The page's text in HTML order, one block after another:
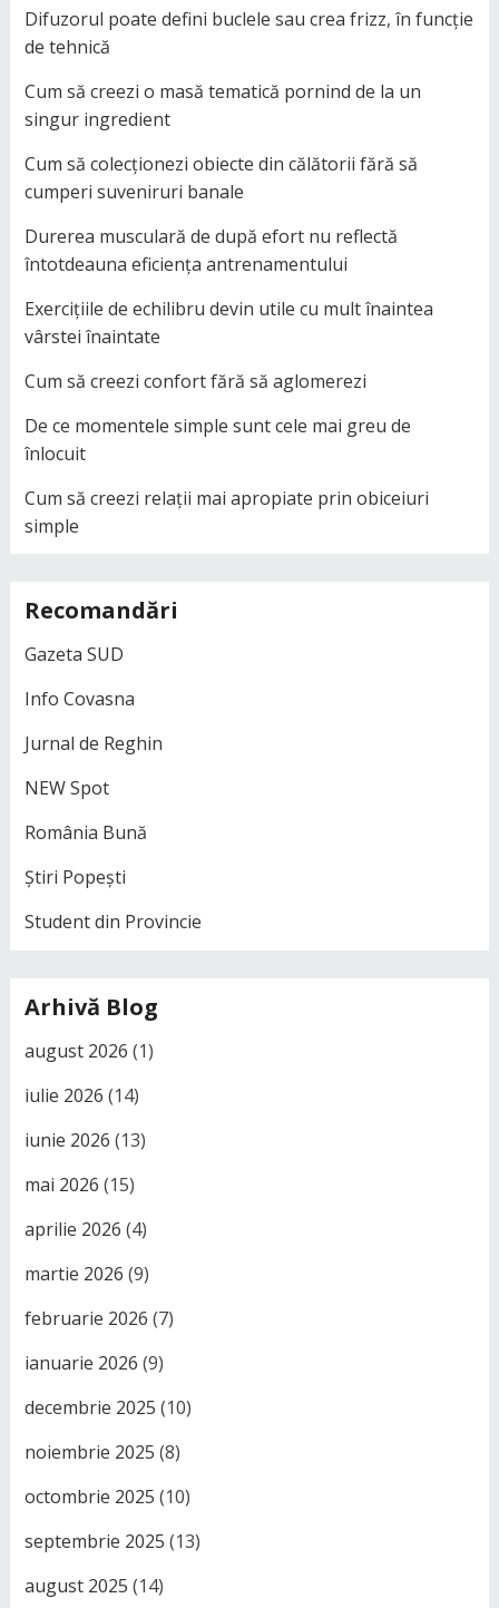
Difuzorul poate defini buclele sau crea frizz, în funcție
de tehnică
Cum să creezi o masă tematică pornind de la un
singur ingredient
Cum să colecționezi obiecte din călătorii fără să
cumperi suveniruri banale
Durerea musculară de după efort nu reflectă
întotdeauna eficiența antrenamentului
Exercițiile de echilibru devin utile cu mult înaintea
vârstei înaintate
Cum să creezi confort fără să aglomerezi
De ce momentele simple sunt cele mai greu de
înlocuit
Cum să creezi relații mai apropiate prin obiceiuri
simple
Recomandări
Gazeta SUD
Info Covasna
Jurnal de Reghin
NEW Spot
România Bună
Știri Popești
Student din Provincie
Arhivă Blog
august 2026 (1)
iulie 2026 (14)
iunie 2026 (13)
mai 2026 (15)
aprilie 2026 (4)
martie 2026 (9)
februarie 2026 (7)
ianuarie 2026 (9)
decembrie 2025 (10)
noiembrie 2025 (8)
octombrie 2025 (10)
septembrie 2025 (13)
august 2025 (14)